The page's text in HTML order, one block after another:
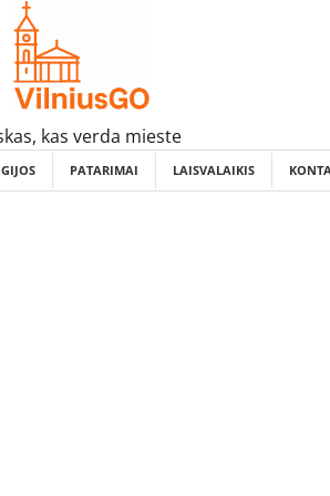
kas verda mieste
PATARIMAI LAISVALAIKIS